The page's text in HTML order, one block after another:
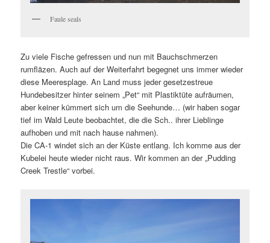
Faule seals
Zu viele Fische gefressen und nun mit Bauchschmerzen
rumfläzen. Auch auf der Weiterfahrt begegnet uns immer wieder
diese Meeresplage. An Land muss jeder gesetzestreue
Hundebesitzer hinter seinem „Pet“ mit Plastiktüte aufräumen,
aber keiner kümmert sich um die Seehunde… (wir haben sogar
tief im Wald Leute beobachtet, die die Sch.. ihrer Lieblinge
aufhoben und mit nach hause nahmen).
Die CA-1 windet sich an der Küste entlang. Ich komme aus der
Kubelei heute wieder nicht raus. Wir kommen an der „Pudding
Creek Trestle“ vorbei.